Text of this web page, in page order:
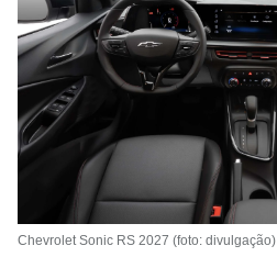
Chevrolet Sonic RS 2027 (foto: divulgação)